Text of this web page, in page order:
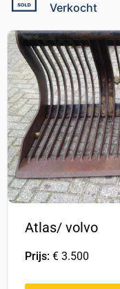
Verkocht
Atlas/ volvo
Prijs: € 3.500